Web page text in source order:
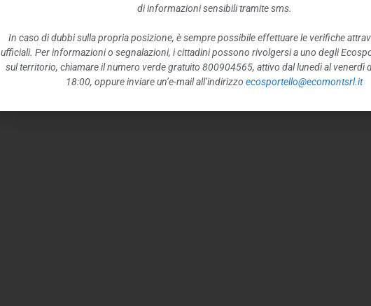
di informazioni sensibili tramite sms.
In caso di dubbi sulla propria posizione, è sempre possibile effettuare le verifiche
ufficiali. Per informazioni o segnalazioni, i cittadini possono rivolgersi a uno degli
sul territorio, chiamare il numero verde gratuito 800904565, attivo dal lunedì al venerdì
18:00, oppure inviare un’e-mail all’indirizzo ecosportello@ecomontsrl.it